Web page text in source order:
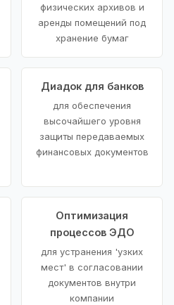
физических архивов и
аренды помещений под
хранение бумаг
Диадок для банков
для обеспечения
высочайшего уровня
защиты передаваемых
финансовых документов
Оптимизация
процессов ЭДО
для устранения 'узких
мест' в согласовании
документов внутри
компании